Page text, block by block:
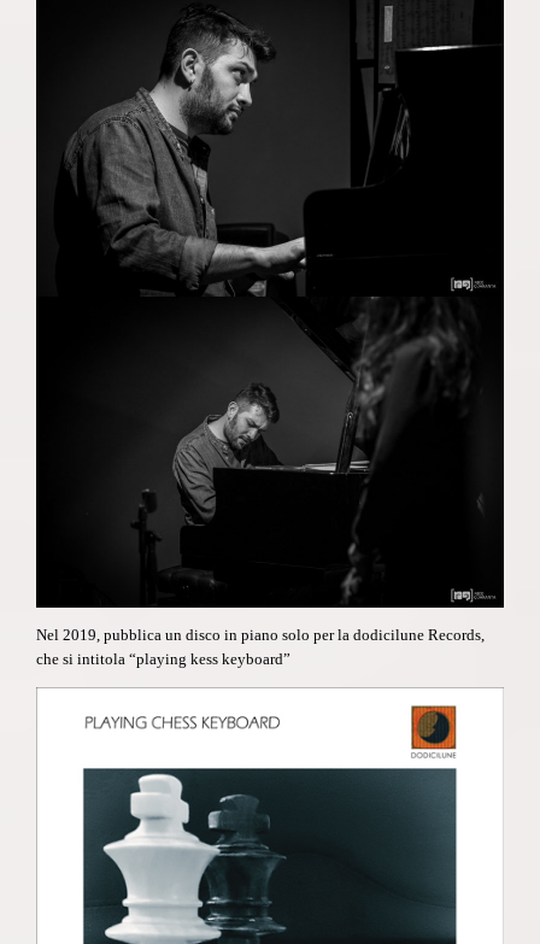
Nel 2019, pubblica un disco in piano solo per la dodicilune Records,
che si intitola “playing kess keyboard”